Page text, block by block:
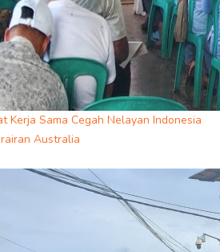
Kerja Sama Cegah Nelayan Indonesia
Australia